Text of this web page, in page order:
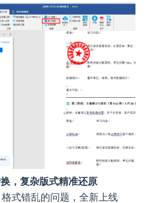
，复杂版式精准还原
式错乱的问题，全新上线